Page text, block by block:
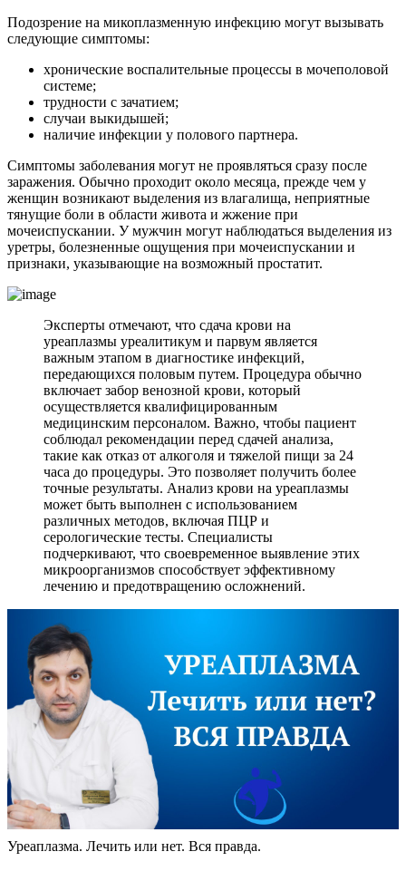
Подозрение на микоплазменную инфекцию могут вызывать
следующие симптомы:
хронические воспалительные процессы в мочеполовой
системе;
трудности с зачатием;
случаи выкидышей;
наличие инфекции у полового партнера.
Симптомы заболевания могут не проявляться сразу после
заражения. Обычно проходит около месяца, прежде чем у
женщин возникают выделения из влагалища, неприятные
тянущие боли в области живота и жжение при
мочеиспускании. У мужчин могут наблюдаться выделения из
уретры, болезненные ощущения при мочеиспускании и
признаки, указывающие на возможный простатит.
Эксперты отмечают, что сдача крови на
уреаплазмы уреалитикум и парвум является
важным этапом в диагностике инфекций,
передающихся половым путем. Процедура обычно
включает забор венозной крови, который
осуществляется квалифицированным
медицинским персоналом. Важно, чтобы пациент
соблюдал рекомендации перед сдачей анализа,
такие как отказ от алкоголя и тяжелой пищи за 24
часа до процедуры. Это позволяет получить более
точные результаты. Анализ крови на уреаплазмы
может быть выполнен с использованием
различных методов, включая ПЦР и
серологические тесты. Специалисты
подчеркивают, что своевременное выявление этих
микроорганизмов способствует эффективному
лечению и предотвращению осложнений.
Уреаплазма. Лечить или нет. Вся правда.